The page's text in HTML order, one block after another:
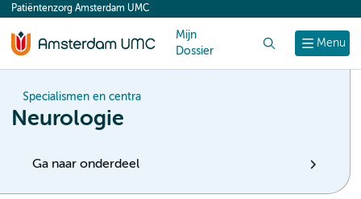
content
Menu
Patiëntenzorg Amsterdam UMC
Mijn
Dossier
Specialismen en centra
Neurologie
Ga naar onderdeel